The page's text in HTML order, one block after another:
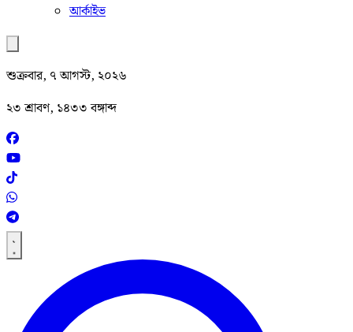
আর্কাইভ
শুক্রবার, ৭ আগস্ট, ২০২৬
২৩ শ্রাবণ, ১৪৩৩ বঙ্গাব্দ